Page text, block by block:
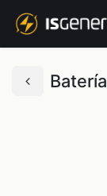
Batería